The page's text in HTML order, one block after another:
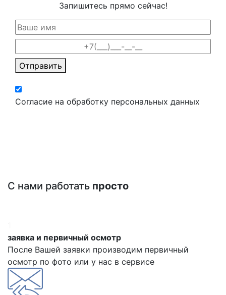
Запишитесь прямо сейчас!
Отправить
Согласие на обработку персональных данных
С нами работать просто
заявка и первичный осмотр
После Вашей заявки производим первичный
осмотр по фото или у нас в сервисе